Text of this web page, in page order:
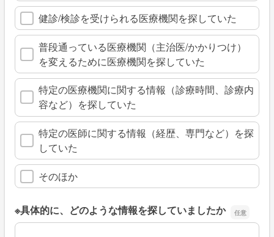
健診/検診を受けられる医療機関を探していた
普段通っている医療機関（主治医/かかりつけ）
を変えるために医療機関を探していた
特定の医療機関に関する情報（診療時間、診療内
容など）を探していた
特定の医師に関する情報（経歴、専門など）を探
していた
そのほか
※具体的に、どのような情報を探していましたか
※具体的に、どのような情報を探していましたか